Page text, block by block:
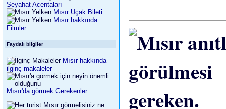
Seyahat Acentaları
Mısır Uçak Bileti
Mısır hakkında
Filmler
Faydalı bilgiler
Mısır hakkında
ilginç makaleler
Mısır'da görmek Gerekenler